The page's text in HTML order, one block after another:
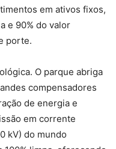
em ativos fixos,
e 90% do valor
porte.
O parque abriga
compensadores
de energia e
em corrente
kV) do mundo